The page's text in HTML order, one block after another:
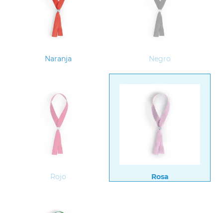
Naranja Negro
Rojo Rosa